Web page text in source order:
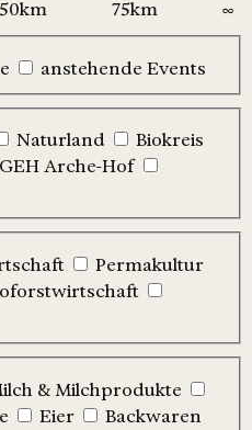
anstehende Events
Naturland
Biokreis
GEH Arche-Hof
Permakultur
& Milchprodukte
Eier
Backwaren